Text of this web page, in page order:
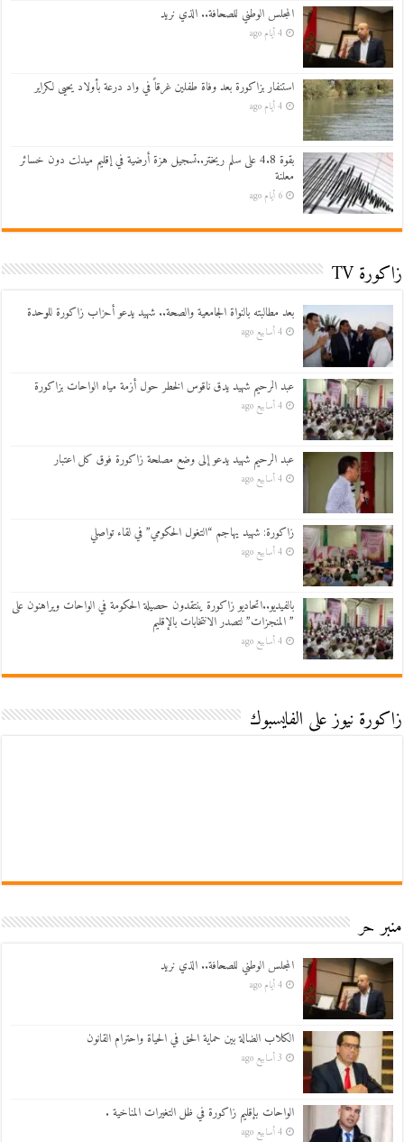
المجلس الوطني للصحافة.. الذي نريد
4 أيام ago
استنفار بزاكورة بعد وفاة طفلين غرقاً في واد درعة بأولاد يحيى لكراير
4 أيام ago
بقوة 4.8 على سلم ريختر..تسجيل هزة أرضية في إقليم ميدلت دون خسائر
معلنة
6 أيام ago
زاكورة TV
بعد مطالبته بالنواة الجامعية والصحة.. شهيد يدعو أحزاب زاكورة للوحدة
4 أسابيع ago
عبد الرحيم شهيد يدق ناقوس الخطر حول أزمة مياه الواحات بزاكورة
4 أسابيع ago
عبد الرحيم شهيد يدعو إلى وضع مصلحة زاكورة فوق كل اعتبار
4 أسابيع ago
زاكورة: شهيد يهاجم “التغول الحكومي” في لقاء تواصلي
4 أسابيع ago
بالفيديو..اتحاديو زاكورة ينتقدون حصيلة الحكومة في الواحات ويراهنون على
” المنجزات” لتصدر الانتخابات بالإقليم
4 أسابيع ago
زاكورة نيوز على الفايسبوك
منبر حر
المجلس الوطني للصحافة.. الذي نريد
4 أيام ago
الكلاب الضالة بين حماية الحق في الحياة واحترام القانون
3 أسابيع ago
الواحات بإقليم زاكورة في ظل التغيرات المناخية .
4 أسابيع ago